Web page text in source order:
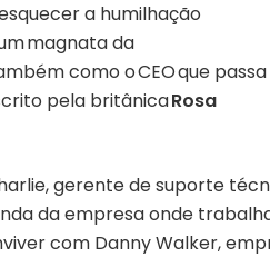
a humilhação
magnata da
como o CEO que
pela britânicaRosa
gerente de suporte
da empresa onde
com Danny Walker,